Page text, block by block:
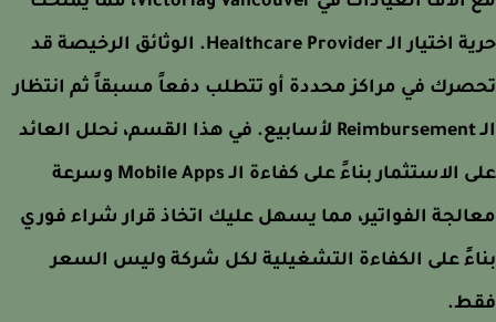
حرية اختيار الـ Healthcare Provider. الوثائق الرخيصة قد
في مراكز محددة أو تتطلب دفعاً مسبقاً ثم انتظار
الـ Reimbursement لأسابيع. في هذا القسم، نحلل العائد
على الاستثمار بناءً على كفاءة الـ Mobile Apps وسرعة
الفواتير، مما يسهل عليك اتخاذ قرار شراء فوري
على الكفاءة التشغيلية لكل شركة وليس السعر